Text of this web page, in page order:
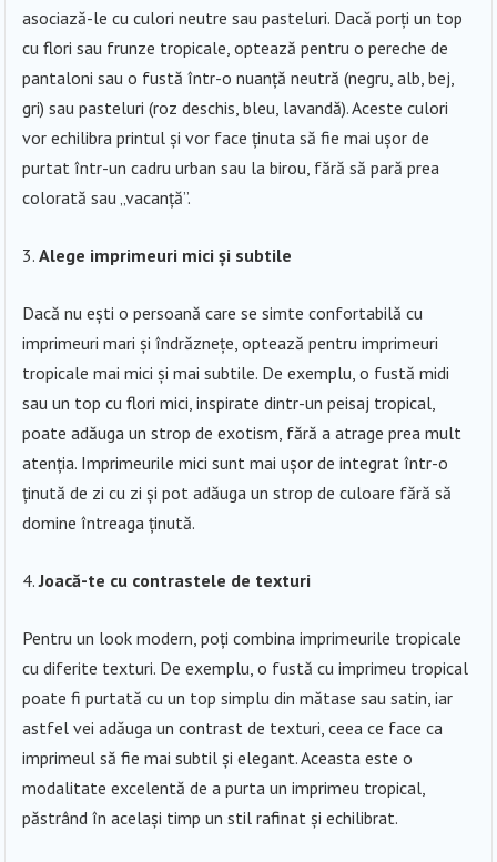
asociază-le cu culori neutre sau pasteluri. Dacă porți un top
cu flori sau frunze tropicale, optează pentru o pereche de
pantaloni sau o fustă într-o nuanță neutră (negru, alb, bej,
gri) sau pasteluri (roz deschis, bleu, lavandă). Aceste culori
vor echilibra printul și vor face ținuta să fie mai ușor de
purtat într-un cadru urban sau la birou, fără să pară prea
colorată sau „vacanță”.
Alege imprimeuri mici și subtile
Dacă nu ești o persoană care se simte confortabilă cu
imprimeuri mari și îndrăznețe, optează pentru imprimeuri
tropicale mai mici și mai subtile. De exemplu, o fustă midi
sau un top cu flori mici, inspirate dintr-un peisaj tropical,
poate adăuga un strop de exotism, fără a atrage prea mult
atenția. Imprimeurile mici sunt mai ușor de integrat într-o
ținută de zi cu zi și pot adăuga un strop de culoare fără să
domine întreaga ținută.
Joacă-te cu contrastele de texturi
Pentru un look modern, poți combina imprimeurile tropicale
cu diferite texturi. De exemplu, o fustă cu imprimeu tropical
poate fi purtată cu un top simplu din mătase sau satin, iar
astfel vei adăuga un contrast de texturi, ceea ce face ca
imprimeul să fie mai subtil și elegant. Aceasta este o
modalitate excelentă de a purta un imprimeu tropical,
păstrând în același timp un stil rafinat și echilibrat.